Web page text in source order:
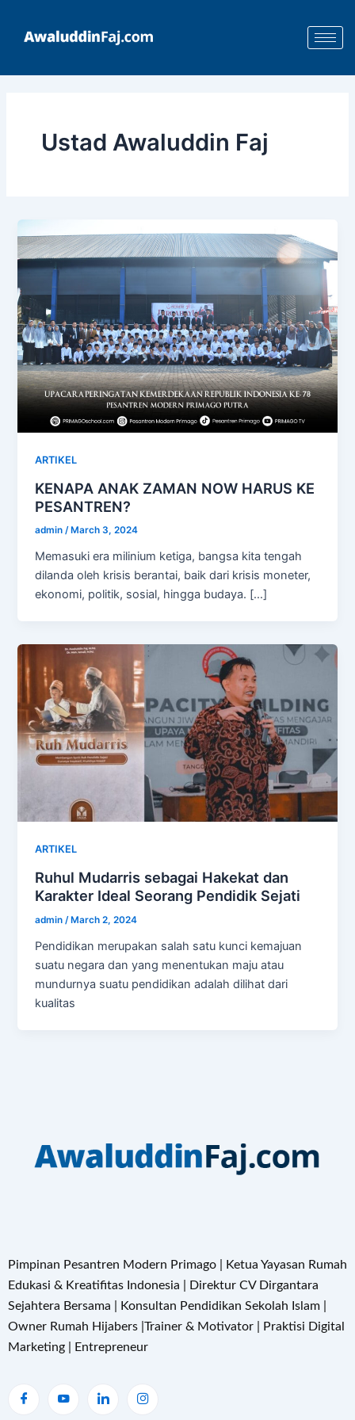
content
Ustad Awaluddin Faj
ARTIKEL
KENAPA ANAK ZAMAN NOW HARUS KE
PESANTREN?
admin/ March 3, 2024
Memasuki era milinium ketiga, bangsa kita tengah
dilanda oleh krisis berantai, baik dari krisis moneter,
ekonomi, politik, sosial, hingga budaya. […]
ARTIKEL
Ruhul Mudarris sebagai Hakekat dan
Karakter Ideal Seorang Pendidik Sejati
admin/ March 2, 2024
Pendidikan merupakan salah satu kunci kemajuan
suatu negara dan yang menentukan maju atau
mundurnya suatu pendidikan adalah dilihat dari
kualitas
Pimpinan Pesantren Modern Primago | Ketua Yayasan Rumah
Edukasi & Kreatifitas Indonesia | Direktur CV Dirgantara
Sejahtera Bersama | Konsultan Pendidikan Sekolah Islam |
Owner Rumah Hijabers |Trainer & Motivator | Praktisi Digital
Marketing | Entrepreneur